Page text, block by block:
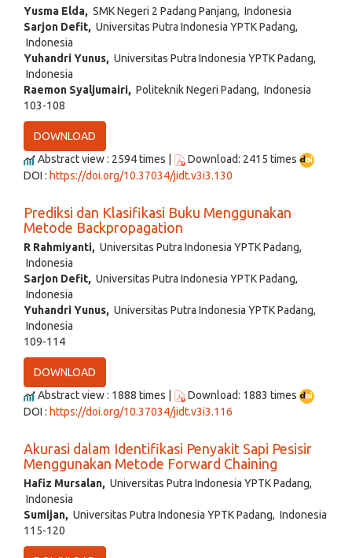
Yusma Elda, SMK Negeri 2 Padang Panjang, Indonesia
Sarjon Defit, Universitas Putra Indonesia YPTK Padang,
Indonesia
Yuhandri Yunus, Universitas Putra Indonesia YPTK Padang,
Indonesia
Raemon Syaljumairi, Politeknik Negeri Padang, Indonesia
103-108
DOWNLOAD
Abstract view : 2594 times |
Download: 2415 times
DOI : https://doi.org/10.37034/jidt.v3i3.130
Prediksi dan Klasifikasi Buku Menggunakan
Metode Backpropagation
R Rahmiyanti, Universitas Putra Indonesia YPTK Padang,
Indonesia
Sarjon Defit, Universitas Putra Indonesia YPTK Padang,
Indonesia
Yuhandri Yunus, Universitas Putra Indonesia YPTK Padang,
Indonesia
109-114
DOWNLOAD
Abstract view : 1888 times |
Download: 1883 times
DOI : https://doi.org/10.37034/jidt.v3i3.116
Akurasi dalam Identifikasi Penyakit Sapi Pesisir
Menggunakan Metode Forward Chaining
Hafiz Mursalan, Universitas Putra Indonesia YPTK Padang,
Indonesia
Sumijan, Universitas Putra Indonesia YPTK Padang, Indonesia
115-120